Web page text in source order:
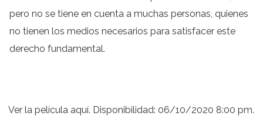
pero no se tiene en cuenta a muchas personas, quienes
no tienen los medios necesarios para satisfacer este
derecho fundamental.
Ver la película aquí. Disponibilidad: 06/10/2020 8:00 pm.